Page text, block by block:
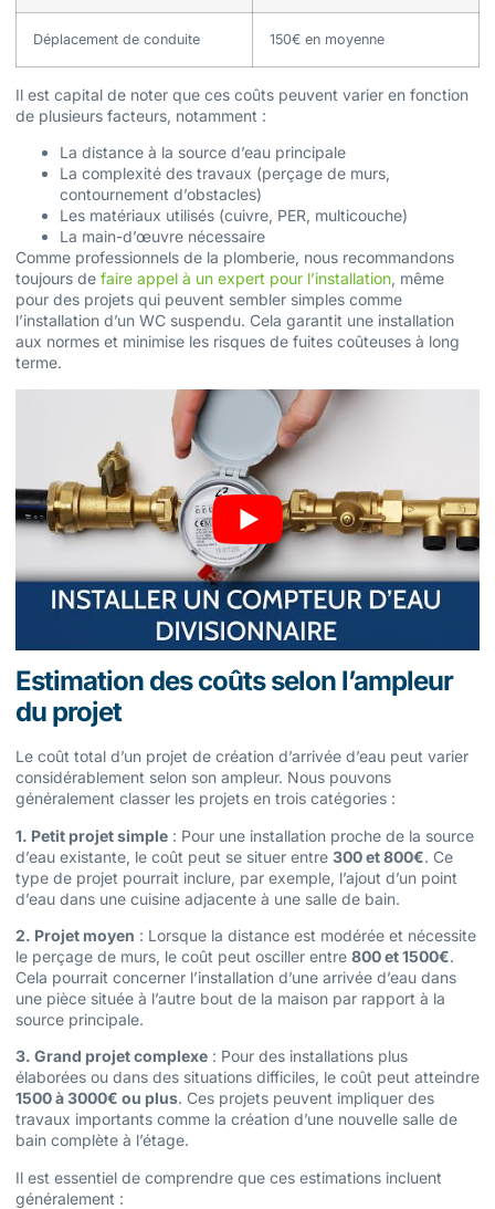
Déplacement de conduite 150€ en moyenne
Il est capital de noter que ces coûts peuvent varier en fonction
de plusieurs facteurs, notamment :
La distance à la source d’eau principale
La complexité des travaux (perçage de murs,
contournement d’obstacles)
Les matériaux utilisés (cuivre, PER, multicouche)
La main-d’œuvre nécessaire
Comme professionnels de la plomberie, nous recommandons
toujours de faire appel à un expert pour l’installation, même
pour des projets qui peuvent sembler simples comme
l’installation d’un WC suspendu. Cela garantit une installation
aux normes et minimise les risques de fuites coûteuses à long
terme.
Estimation des coûts selon l’ampleur
du projet
Le coût total d’un projet de création d’arrivée d’eau peut varier
considérablement selon son ampleur. Nous pouvons
généralement classer les projets en trois catégories :
1. Petit projet simple : Pour une installation proche de la source
d’eau existante, le coût peut se situer entre 300 et 800€. Ce
type de projet pourrait inclure, par exemple, l’ajout d’un point
d’eau dans une cuisine adjacente à une salle de bain.
2. Projet moyen : Lorsque la distance est modérée et nécessite
le perçage de murs, le coût peut osciller entre 800 et 1500€.
Cela pourrait concerner l’installation d’une arrivée d’eau dans
une pièce située à l’autre bout de la maison par rapport à la
source principale.
3. Grand projet complexe : Pour des installations plus
élaborées ou dans des situations difficiles, le coût peut atteindre
1500 à 3000€ ou plus. Ces projets peuvent impliquer des
travaux importants comme la création d’une nouvelle salle de
bain complète à l’étage.
Il est essentiel de comprendre que ces estimations incluent
généralement :